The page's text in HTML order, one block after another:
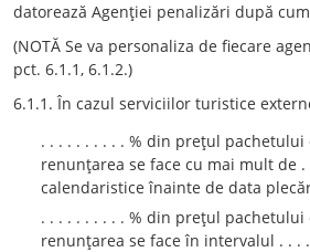
datorează Agenţiei penalizări după
(NOTĂ Se va personaliza de fiecare
pct. 6.1.1, 6.1.2.)
6.1.1. În cazul serviciilor turistice
. . . . . . . . . . % din preţul pachetului
renunţarea se face cu mai mult de .
calendaristice înainte de data
. . . . . . . . . . % din preţul pachetului
renunţarea se face în intervalul . . .